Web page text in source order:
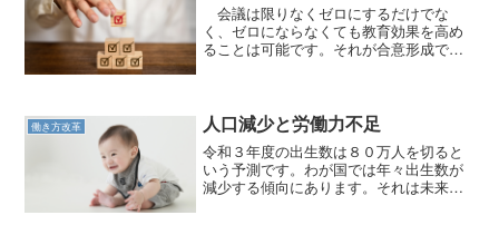
会議は限りなくゼロにするだけでな
く、ゼロにならなくても教育効果を高め
ることは可能です。それが合意形成で
働き方改革 人口減少と労働力不足
令和３年度の出生数は８０万人を切ると
いう予測です。わが国では年々出生数が
減少する傾向にあります。それは未来の